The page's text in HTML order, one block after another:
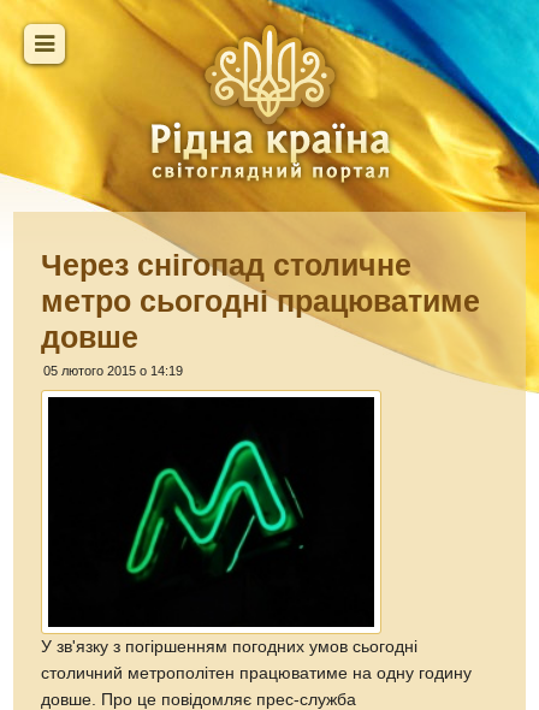
Через снігопад столичне
метро сьогодні працюватиме
довше
05 лютого 2015 о 14:19
У зв'язку з погіршенням погодних умов сьогодні
столичний метрополітен працюватиме на одну годину
довше. Про це повідомляє прес-служба